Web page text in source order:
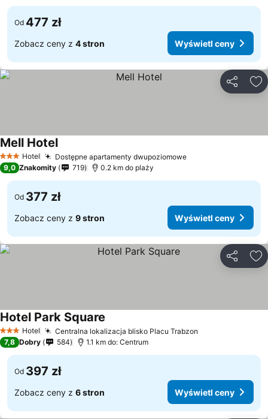
Od 477 zł
Zobacz ceny z 4 stron Wyświetl ceny
3 Kategoria
Hotel Dostępne apartamenty dwupoziomowe
Mell Hotel
9,0 Znakomity 719 0.2 km do plaży
Od 377 zł
Zobacz ceny z 9 stron Wyświetl ceny
3 Kategoria
Hotel Centralna lokalizacja blisko Placu Trabzon
Hotel Park Square
7,8 Dobry 584 1.1 km do: Centrum
Od 397 zł
Zobacz ceny z 6 stron Wyświetl ceny